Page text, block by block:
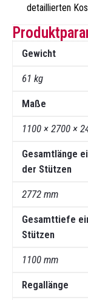
detaillierten
Gewicht
61 kg
Maße
1100 × 2700 ×
Gesamtlänge
der Stützen
2772 mm
Gesamttiefe
Stützen
1100 mm
Regallänge